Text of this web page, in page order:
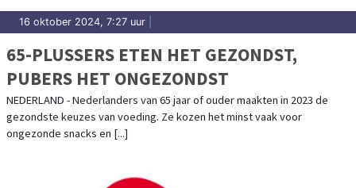
16 oktober 2024, 7:27 uur
65-PLUSSERS ETEN HET GEZONDST,
PUBERS HET ONGEZONDST
NEDERLAND - Nederlanders van 65 jaar of ouder maakten in 2023 de
gezondste keuzes van voeding. Ze kozen het minst vaak voor
ongezonde snacks en [...]